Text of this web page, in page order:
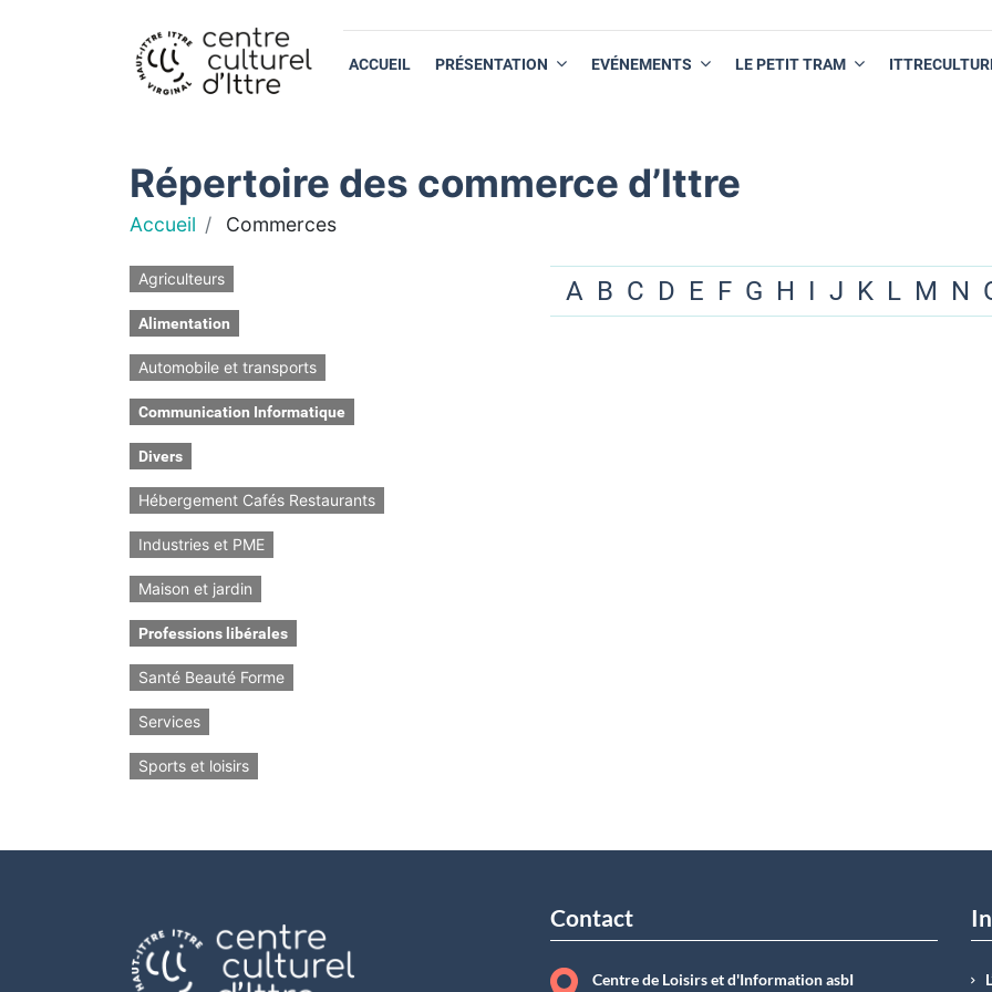
ACCUEIL PRÉSENTATION EVÉNEMENTS LE PETIT TRAM
Répertoire des commerce d’Ittre
Accueil Commerces
Agriculteurs
Alimentation
Automobile et transports
Communication Informatique
Divers
Hébergement Cafés Restaurants
Industries et PME
Maison et jardin
Professions libérales
Santé Beauté Forme
Services
Sports et loisirs
A B C D E F G H I J K L M N
Contact
Centre de Loisirs et d'Information asbI